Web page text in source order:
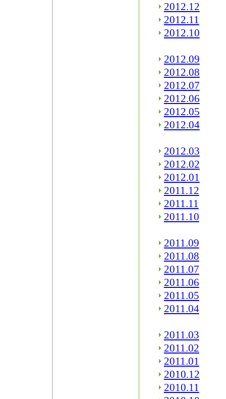
2012.12
2012.11
2012.10
2012.09
2012.08
2012.07
2012.06
2012.05
2012.04
2012.03
2012.02
2012.01
2011.12
2011.11
2011.10
2011.09
2011.08
2011.07
2011.06
2011.05
2011.04
2011.03
2011.02
2011.01
2010.12
2010.11